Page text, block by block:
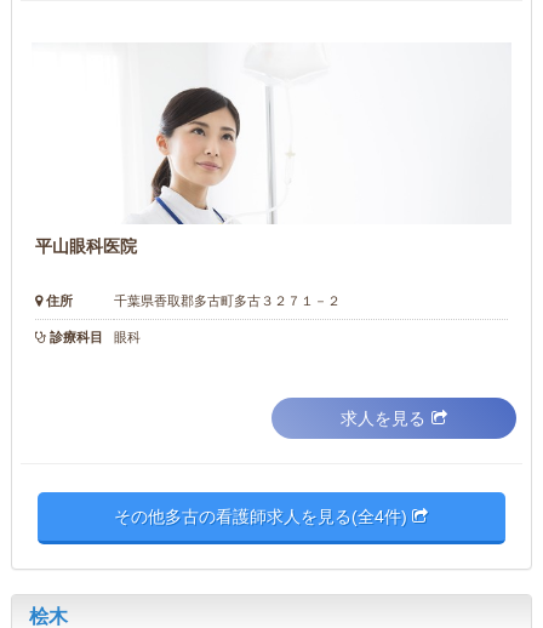
平山眼科医院
住所 千葉県香取郡多古町多古３２７１－２
診療科目 眼科
求人を見る
その他多古の看護師求人を見る(全4件)
桧木